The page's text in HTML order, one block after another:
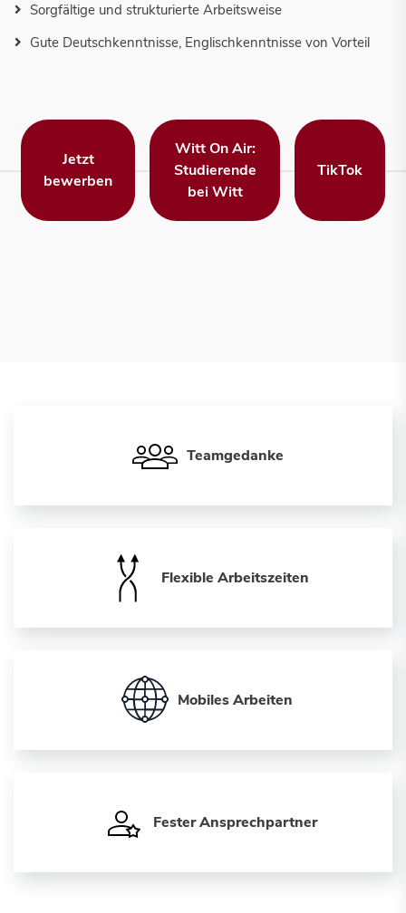
Sorgfältige und strukturierte Arbeitsweise
Gute Deutschkenntnisse, Englischkenntnisse von Vorteil
Jetzt
bewerben
Witt On Air:
Studierende
bei Witt
TikTok
Teamgedanke
Flexible Arbeitszeiten
Mobiles Arbeiten
Fester Ansprechpartner